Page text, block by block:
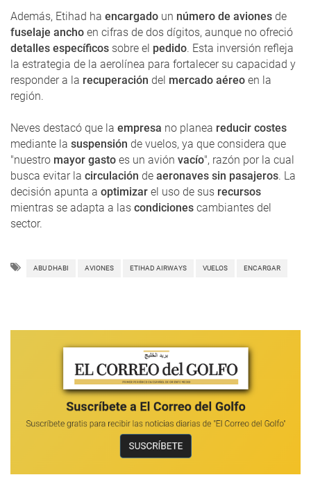
Además, Etihad ha encargado un número de aviones de
fuselaje ancho en cifras de dos dígitos, aunque no ofreció
detalles específicos sobre el pedido. Esta inversión refleja
la estrategia de la aerolínea para fortalecer su capacidad y
responder a la recuperación del mercado aéreo en la
región.
Neves destacó que la empresa no planea reducir costes
mediante la suspensión de vuelos, ya que considera que
"nuestro mayor gasto es un avión vacío", razón por la cual
busca evitar la circulación de aeronaves sin pasajeros. La
decisión apunta a optimizar el uso de sus recursos
mientras se adapta a las condiciones cambiantes del
sector.
ABU DHABI AVIONES ETIHAD AIRWAYS VUELOS ENCARGAR